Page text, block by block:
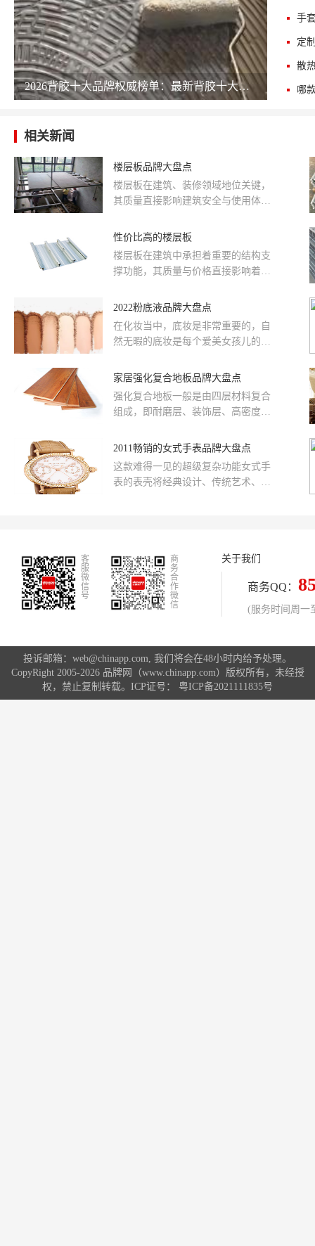
2026背胶十大品牌权威榜单：最新背胶十大公司排名 chinapp
手
定
散
相关新闻
楼层板品牌大盘点
楼层板在建筑、装修领域地位关键，
其质量直接影响建筑安全与使用体
泥等多种类型，各有优劣。市场上楼
用、工艺水平、承载能力、防火防潮
性能及价格方面差异显著。本文综合
碑、产品创新等多维度因素，为你盘
点值得关注的楼层板品牌 。
性价比高的楼层板
楼层板在建筑中承担着重要的结构支
撑功能，其质量与价格直接影响着建
多样，从坚固的混凝土预制板、轻质
板，各有特性与适用场景。在追求性
价比时，需兼顾耐用性、防火性、隔
格、性能、口碑等因素，为你盘点性
价比高的楼层板 。
2022粉底液品牌大盘点
在化妆当中，底妆是非常重要的，自
然无暇的底妆是每个爱美女孩儿的追
粉底液可以让你一整天都能保持妆
牌？哪些粉底液品牌值得推荐？在这
里品牌网致力于用最真实的用户数据
的放心！
家居强化复合地板品牌大盘点
强化复合地板一般是由四层材料复合
组成，即耐磨层、装饰层、高密度基
料。强化复合地板的一些知名品牌主
圣象地板、Vohringer菲林格尔、
ILIFE联丰等，下面为大家介绍一
2011畅销的女式手表品牌大盘点
这款难得一见的超级复杂功能女式手
表的表壳将经典设计、传统艺术、女
客
服
微
信
号
商
务
合
作
微
信
关于我们
商务QQ：
(服务时间周一
投诉邮箱：web@chinapp.com, 我们将会在48小时内给予处理。
CopyRight 2005-2026 品牌网（www.chinapp.com）版权所有，未经授
权，禁止复制转载。ICP证号： 粤ICP备2021111835号